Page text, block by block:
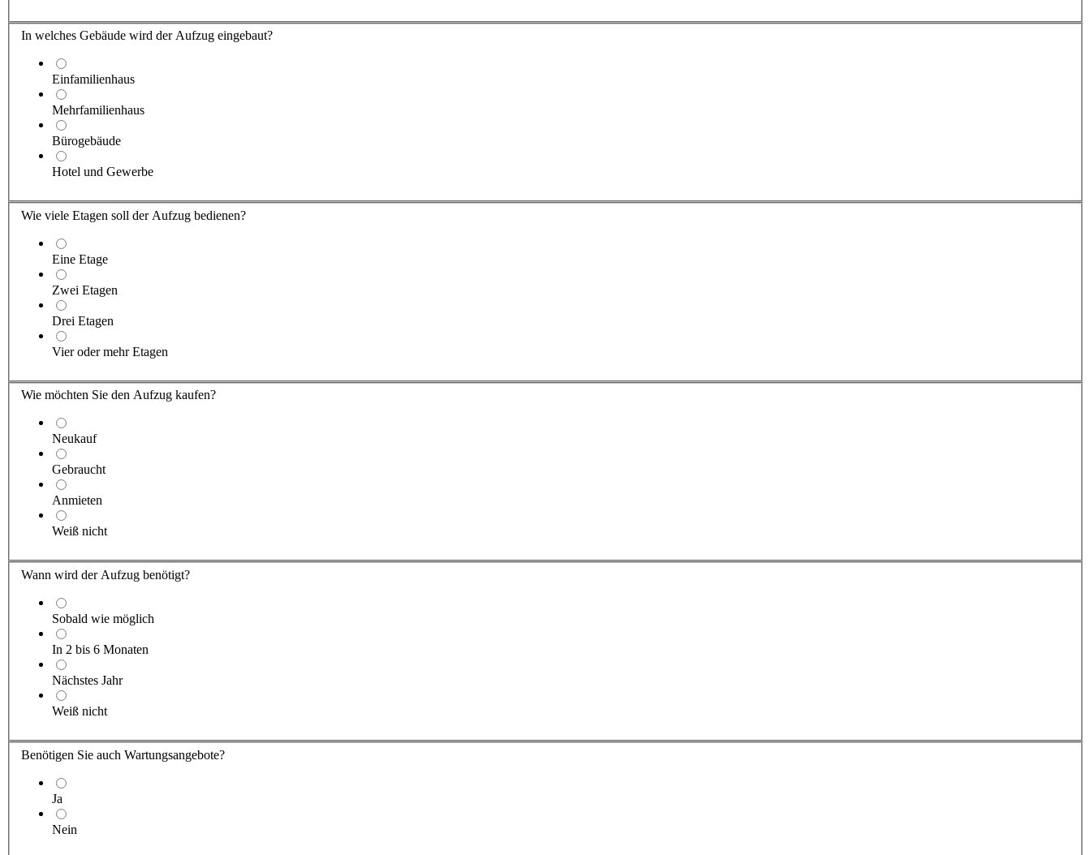
In welches Gebäude wird der Aufzug eingebaut?
Einfamilienhaus
Mehrfamilienhaus
Bürogebäude
Hotel und Gewerbe
Wie viele Etagen soll der Aufzug bedienen?
Eine Etage
Zwei Etagen
Drei Etagen
Vier oder mehr Etagen
Wie möchten Sie den Aufzug kaufen?
Neukauf
Gebraucht
Anmieten
Weiß nicht
Wann wird der Aufzug benötigt?
Sobald wie möglich
In 2 bis 6 Monaten
Nächstes Jahr
Weiß nicht
Benötigen Sie auch Wartungsangebote?
Ja
Nein